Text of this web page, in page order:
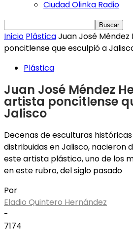
Ciudad Olinka Radio
Inicio PlásticaJuan José
poncitlense que esculpió a
Plástica
Juan José Méndez
artista poncitlense
Jalisco
Decenas de esculturas
distribuidas en Jalisco, nacieron
este artista plástico, uno de los
en este rubro, del siglo pasado
Por
Eladio Quintero Hernández
-
7174